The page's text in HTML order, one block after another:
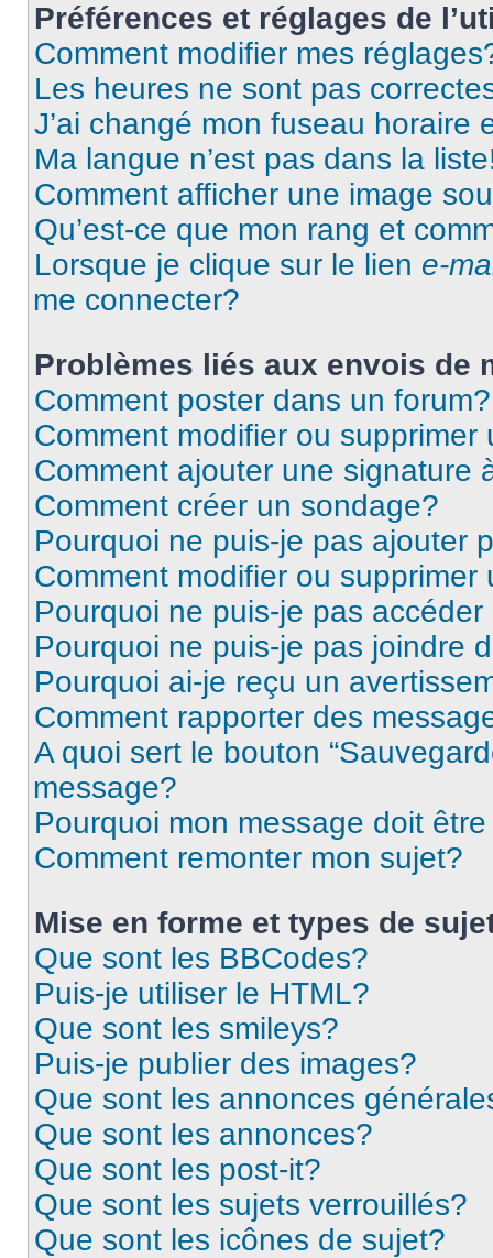
Préférences et réglages de
Comment modifier mes
Les heures ne sont pas
J’ai changé mon fuseau horaire
Ma langue n’est pas dans la
Comment afficher une image
Qu’est-ce que mon rang et
Lorsque je clique sur le lien e-
me connecter?
Problèmes liés aux envois de
Comment poster dans un forum?
Comment modifier ou supprimer
Comment ajouter une signature
Comment créer un sondage?
Pourquoi ne puis-je pas ajouter
Comment modifier ou supprimer
Pourquoi ne puis-je pas
Pourquoi ne puis-je pas joindre
Pourquoi ai-je reçu un
Comment rapporter des
A quoi sert le bouton
message?
Pourquoi mon message doit
Comment remonter mon sujet?
Mise en forme et types de
Que sont les BBCodes?
Puis-je utiliser le HTML?
Que sont les smileys?
Puis-je publier des images?
Que sont les annonces
Que sont les annonces?
Que sont les post-it?
Que sont les sujets verrouillés?
Que sont les icônes de sujet?